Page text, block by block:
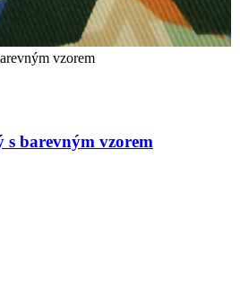
s barevným vzorem